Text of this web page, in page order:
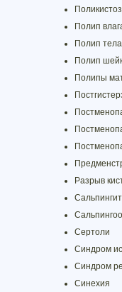
Полип
Полип
Полип
Полипы
Разрыв
Сальпингит
Сертоли
Синдром
Синдром
Синехия